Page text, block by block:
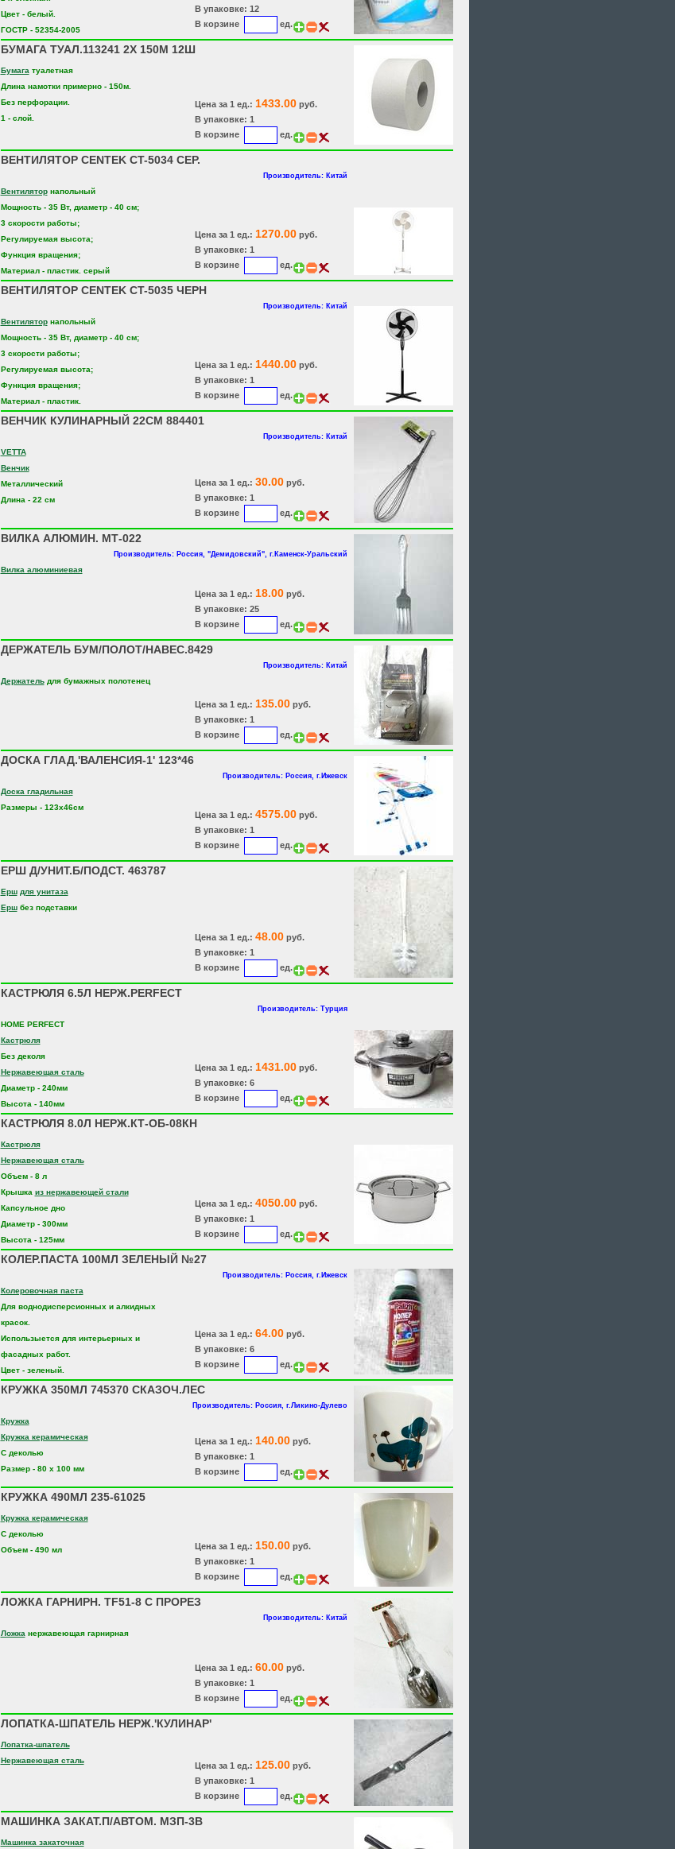
Цвет - белый.
ГОСТР - 52354-2005
В упаковке: 12
В корзине
ед.
БУМАГА ТУАЛ.113241 2Х 150М 12Ш
Бумага туалетная
Длина намотки примерно - 150м.
Без перфорации.
1 - слой.
Цена за 1 ед.: 1433.00руб.
В упаковке: 1
В корзине
ед.
ВЕНТИЛЯТОР CENTEK CT-5034 СЕР.
Производитель: Китай
Вентиляторнапольный
Мощность - 35 Вт, диаметр - 40 см;
3 скорости работы;
Регулируемая высота;
Функция вращения;
Материал - пластик. серый
Цена за 1 ед.: 1270.00руб.
В упаковке: 1
В корзине
ед.
ВЕНТИЛЯТОР CENTEK CT-5035 ЧЕРН
Производитель: Китай
Вентиляторнапольный
Мощность - 35 Вт, диаметр - 40 см;
3 скорости работы;
Регулируемая высота;
Функция вращения;
Материал - пластик.
Цена за 1 ед.: 1440.00руб.
В упаковке: 1
В корзине
ед.
ВЕНЧИК КУЛИНАРНЫЙ 22СМ 884401
Производитель: Китай
VETTA
Венчик
Металлический
Длина - 22 см
Цена за 1 ед.: 30.00руб.
В упаковке: 1
В корзине
ед.
ВИЛКА АЛЮМИН. МТ-022
Производитель: Россия, "Демидовский", г.Каменск-Уральский
Вилка алюминиевая
Цена за 1 ед.: 18.00руб.
В упаковке: 25
В корзине
ед.
ДЕРЖАТЕЛЬ БУМ/ПОЛОТ/НАВЕС.8429
Производитель: Китай
Держательдля бумажных полотенец
Цена за 1 ед.: 135.00руб.
В упаковке: 1
В корзине
ед.
ДОСКА ГЛАД.'ВАЛЕНСИЯ-1' 123*46
Производитель: Россия, г.Ижевск
Доска гладильная
Размеры - 123х46см
Цена за 1 ед.: 4575.00руб.
В упаковке: 1
В корзине
ед.
ЕРШ Д/УНИТ.Б/ПОДСТ. 463787
Ерш для унитаза
Ершбез подставки
Цена за 1 ед.: 48.00руб.
В упаковке: 1
В корзине
ед.
КАСТРЮЛЯ 6.5Л НЕРЖ.PERFECT
Производитель: Турция
HOME PERFECT
Кастрюля
Без деколя
Нержавеющая сталь
Диаметр - 240мм
Высота - 140мм
Цена за 1 ед.: 1431.00руб.
В упаковке: 6
В корзине
ед.
КАСТРЮЛЯ 8.0Л НЕРЖ.КТ-ОБ-08КН
Кастрюля
Нержавеющая сталь
Объем - 8 л
Крышка из нержавеющей стали
Капсульное дно
Диаметр - 300мм
Высота - 125мм
Цена за 1 ед.: 4050.00руб.
В упаковке: 1
В корзине
ед.
КОЛЕР.ПАСТА 100МЛ ЗЕЛЕНЫЙ №27
Производитель: Россия, г.Ижевск
Колеровочная паста
Для воднодисперсионных и алкидных
красок.
Использыется для интерьерных и
фасадных работ.
Цвет - зеленый.
Цена за 1 ед.: 64.00руб.
В упаковке: 6
В корзине
ед.
КРУЖКА 350МЛ 745370 СКАЗОЧ.ЛЕС
Производитель: Россия, г.Ликино-Дулево
Кружка
Кружка керамическая
С деколью
Размер - 80 х 100 мм
Цена за 1 ед.: 140.00руб.
В упаковке: 1
В корзине
ед.
КРУЖКА 490МЛ 235-61025
Кружка керамическая
С деколью
Объем - 490 мл
Цена за 1 ед.: 150.00руб.
В упаковке: 1
В корзине
ед.
ЛОЖКА ГАРНИРН. TF51-8 C ПРОРЕЗ
Производитель: Китай
Ложка нержавеющая гарнирная
Цена за 1 ед.: 60.00руб.
В упаковке: 1
В корзине
ед.
ЛОПАТКА-ШПАТЕЛЬ НЕРЖ.'КУЛИНАР'
Лопатка-шпатель
Нержавеющая сталь
Цена за 1 ед.: 125.00руб.
В упаковке: 1
В корзине
ед.
МАШИНКА ЗАКАТ.П/АВТОМ. МЗП-3В
Машинка закаточная